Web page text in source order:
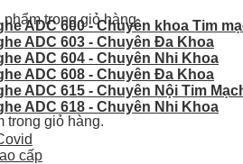
trong giỏ hàng.
trong giỏ hàng.
ADC 600 - Chuyên khoa Tim
ADC 603 - Chuyên Đa Khoa
ADC 604 - Chuyên Nhi Khoa
ADC 608 - Chuyên Đa Khoa
ADC 615 - Chuyên Nội Tim
ADC 618 - Chuyên Nhi Khoa
cấp